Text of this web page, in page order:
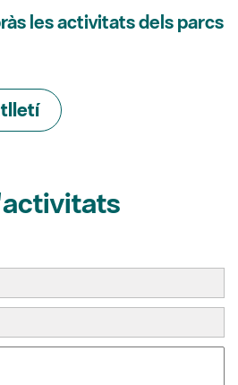
les activitats dels parcs